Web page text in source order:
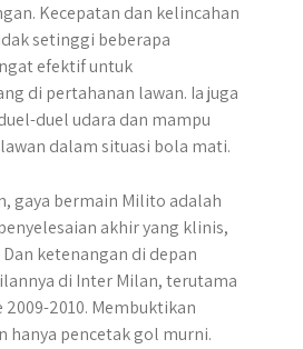
Kecepatan dan kelincahan
setinggi beberapa
efektif untuk
di pertahanan lawan. Ia juga
duel udara dan mampu
dalam situasi bola mati.
gaya bermain Milito adalah
akhir yang klinis,
ketenangan di depan
di Inter Milan, terutama
2010. Membuktikan
hanya pencetak gol murni.